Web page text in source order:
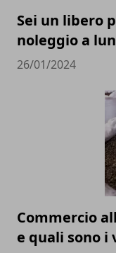
Sei un libero
noleggio a
26/01/2024
Commercio
e quali sono i